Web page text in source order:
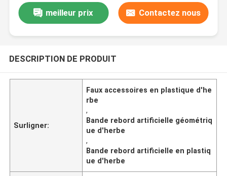
meilleur prix Contactez nous
DESCRIPTION DE PRODUIT
Surligner:
Faux accessoires en plastique d'he
rbe
,
Bande rebord artificielle géométriq
ue d'herbe
,
Bande rebord artificielle en plastiq
ue d'herbe